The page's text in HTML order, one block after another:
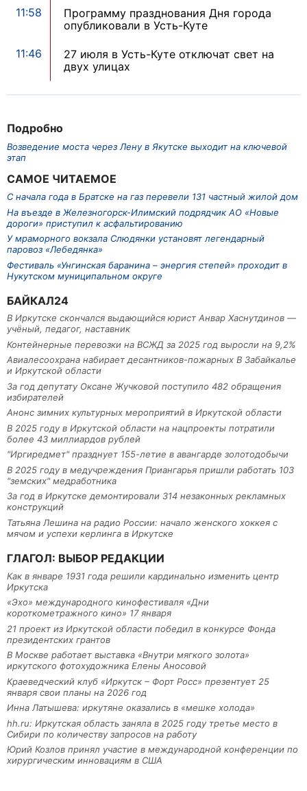
Подробно
Возведение моста через Лену в Якутске выходит на ключевой
этап
САМОЕ ЧИТАЕМОЕ
С начала года в Братске на газ перевели 131 частный жилой дом
На въезде в Железногорск-Илимский подрядчик АО «Новые
дороги» приступил к асфальтированию
У мраморного вокзала Слюдянки установят легендарный
паровоз «Лебедянка»
Фестиваль «Унгинская баранина – энергия степей» проходит в
Нукутском муниципальном округе
БАЙКАЛ24
В Иркутске скончался выдающийся юрист Анвар Хаснутдинов —
учёный, педагог, наставник
Контейнерные перевозки на ВСЖД за 2025 год выросли на 9,2%
Авиалесоохрана набирает десантников-пожарных В Забайкалье
и Иркутской области
За год депутату Оксане Жучковой поступило 482 обращения
избирателей
Анонс зимних культурных мероприятий в Иркутской области
В 2025 году в Иркутской области на нацпроекты потратили
более 43 миллиардов рублей
"Иргиредмет" празднует 155-летие в авангарде золотодобычи
В 2025 году в медучреждения Приангарья пришли работать 103
"земских" медработника
За год в Иркутске демонтировали 314 незаконных рекламных
конструкций
Татьяна Лешина на радио России: начало женского хоккея с
мячом и успехи керлинга в Иркутске
ГЛАГОЛ: ВЫБОР РЕДАКЦИИ
Как в январе 1931 года решили кардинально изменить центр
Иркутска
«Эхо» международного кинофестиваля «Дни
короткометражного кино» 17 января
21 проект из Иркутской области победил в конкурсе Фонда
президентских грантов
В Москве работает выставка «Внутри мягкого золота»
иркутского фотохудожника Елены Аносовой
Краеведческий клуб «Иркутск – Форт Росс» презентует 25
января свои планы на 2026 год
Инна Латышева: иркутяне оказались в «мешке холода»
hh.ru: Иркутская область заняла в 2025 году третье место в
Сибири по количеству запросов на работу
Юрий Козлов принял участие в международной конференции по
хирургическим инновациям в США
11:58
Программу празднования Дня города
опубликовали в Усть-Куте
11:46
27 июля в Усть-Куте отключат свет на
двух улицах